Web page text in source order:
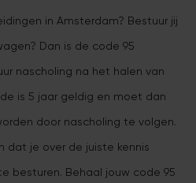
in Amsterdam? Bestuur jij
Dan is de code 95
nascholing na het halen van
is 5 jaar geldig en moet dan
door nascholing te volgen.
dat je over de juiste kennis
besturen. Behaal jouw code 95